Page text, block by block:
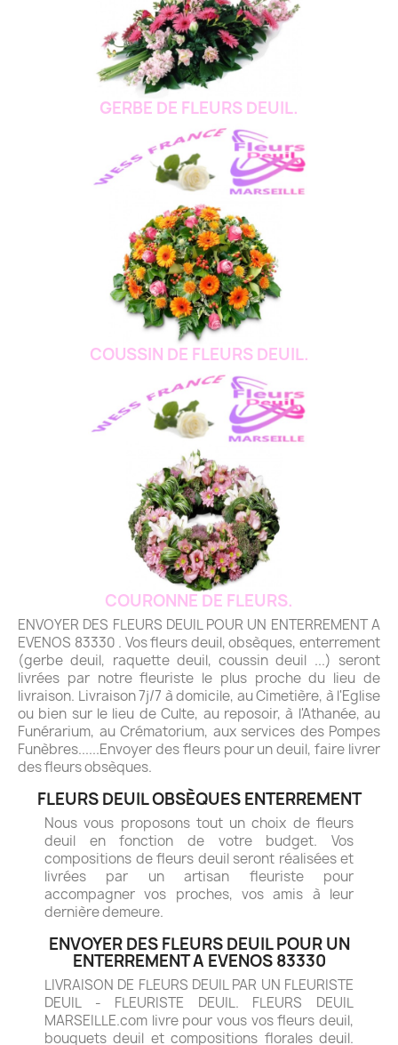
GERBE DE FLEURS DEUIL.
COUSSIN DE FLEURS DEUIL.
COURONNE DE FLEURS.
ENVOYER DES FLEURS DEUIL POUR UN ENTERREMENT A
EVENOS 83330 . Vos fleurs deuil, obsèques, enterrement
(gerbe deuil, raquette deuil, coussin deuil ...) seront
livrées par notre fleuriste le plus proche du lieu de
livraison. Livraison 7j/7 à domicile, au Cimetière, à l'Eglise
ou bien sur le lieu de Culte, au reposoir, à l'Athanée, au
Funérarium, au Crématorium, aux services des Pompes
Funèbres......Envoyer des fleurs pour un deuil, faire livrer
des fleurs obsèques.
FLEURS DEUIL OBSÈQUES ENTERREMENT
Nous vous proposons tout un choix de fleurs
deuil en fonction de votre budget. Vos
compositions de fleurs deuil seront réalisées et
livrées par un artisan fleuriste pour
accompagner vos proches, vos amis à leur
dernière demeure.
ENVOYER DES FLEURS DEUIL POUR UN
ENTERREMENT A EVENOS 83330
LIVRAISON DE FLEURS DEUIL PAR UN FLEURISTE
DEUIL - FLEURISTE DEUIL. FLEURS DEUIL
MARSEILLE.com livre pour vous vos fleurs deuil,
bouquets deuil et compositions florales deuil.